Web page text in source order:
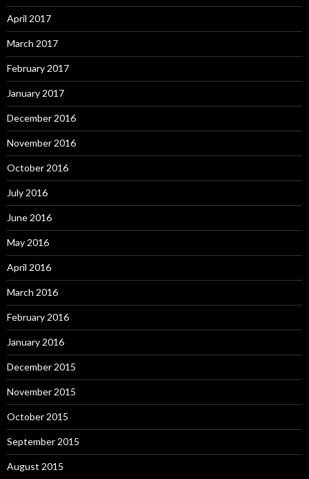
April 2017
March 2017
February 2017
January 2017
December 2016
November 2016
October 2016
July 2016
June 2016
May 2016
April 2016
March 2016
February 2016
January 2016
December 2015
November 2015
October 2015
September 2015
August 2015